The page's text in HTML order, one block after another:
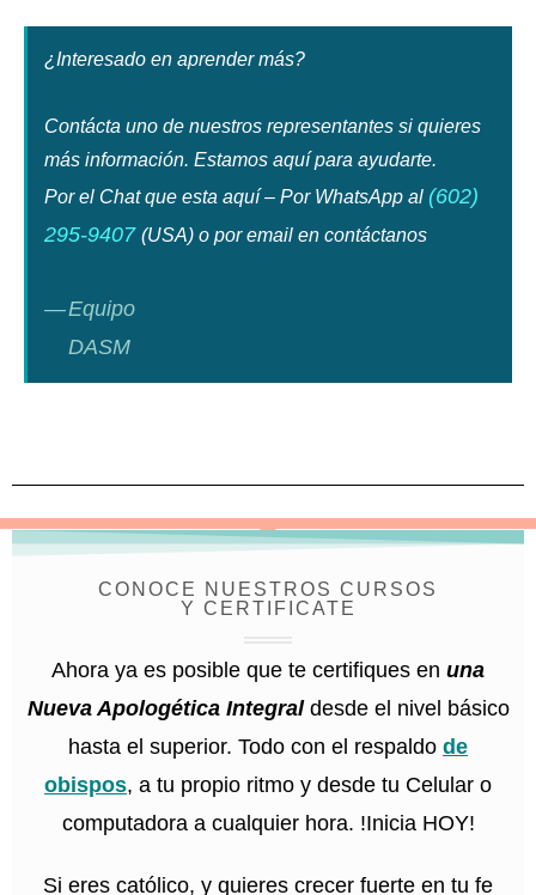
¿Interesado en aprender más?
Contácta uno de nuestros representantes si quieres
más información. Estamos aquí para ayudarte.
Por el Chat que esta aquí – Por WhatsApp al (602)
295-9407 (USA) o por email en contáctanos
Equipo
DASM
CONOCE NUESTROS CURSOS
Y CERTIFICATE
Ahora ya es posible que te certifiques en una
Nueva Apologética Integraldesde el nivel básico
hasta el superior. Todo con el respaldo de
obispos, a tu propio ritmo y desde tu Celular o
computadora a cualquier hora. !Inicia HOY!
Si eres católico, y quieres crecer fuerte en tu fe